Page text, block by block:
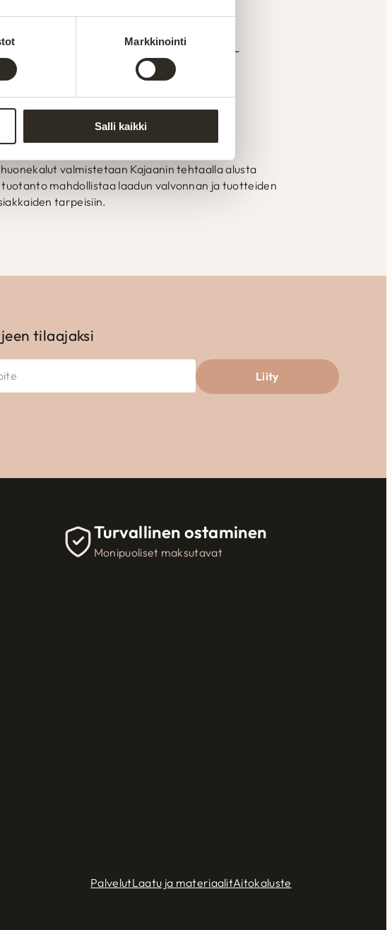
Markkinointi
Salli kaikki
toiveiden mukaan. Yksilöllisesti-
tehtaalla. Aitokalusteelle
Kainuussa Suomessa
valmistetaan Kajaanin tehtaalla alusta
mahdollistaa laadun valvonnan ja tuotteiden
tarpeisiin.
tilaajaksi
Liity
Turvallinen ostaminen
Monipuoliset maksutavat
PalvelutLaatu ja materiaalitAitokaluste